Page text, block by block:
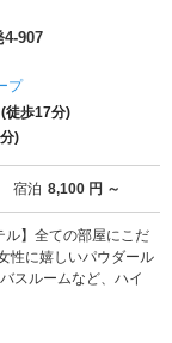
4-907
プ
徒歩17分)
)
宿泊 8,100 円 ～
ル】全ての部屋にこだ
性に嬉しいパウダール
スルームなど、ハイ